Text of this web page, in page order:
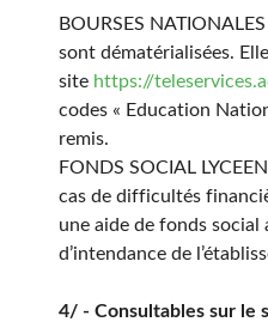
BOURSES
sont dématérialisées.
site https://
codes « Education
remis.
FONDS SOCIAL
cas de difficultés
une aide de fonds social
d’intendance de
4/ - Consultables sur le